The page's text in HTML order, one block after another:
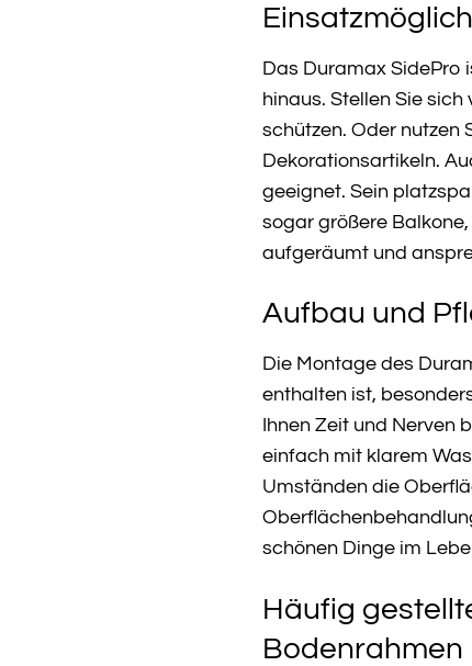
Das Duramax SidePro
hinaus. Stellen Sie
schützen. Oder nutzen
Dekorationsartikeln.
geeignet. Sein
sogar größere
aufgeräumt und
Aufbau und
Die Montage des
enthalten ist,
Ihnen Zeit und
einfach mit klarem
Umständen die
schönen Dinge im
Häufig
Bodenrahmen